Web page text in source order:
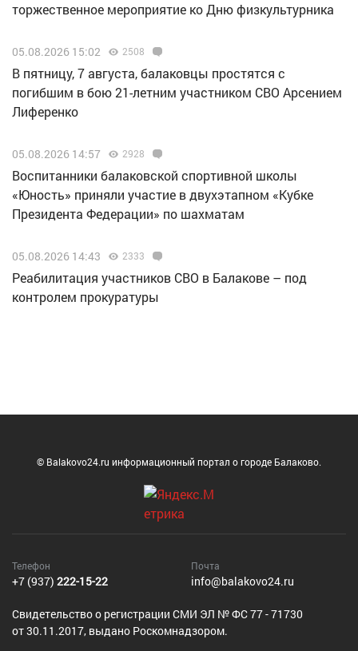
торжественное мероприятие ко Дню физкультурника
05.08.2026 15:02 2508
В пятницу, 7 августа, балаковцы простятся с
погибшим в бою 21-летним участником СВО Арсением
Лиференко
05.08.2026 14:57 2928
Воспитанники балаковской спортивной школы
«Юность» приняли участие в двухэтапном «Кубке
Президента Федерации» по шахматам
05.08.2026 14:43 2333
Реабилитация участников СВО в Балакове – под
контролем прокуратуры
© Balakovo24.ru информационный портал о городе Балаково.
Телефон
+7 (937) 222-15-22
Почта
info@balakovo24.ru
Cвидетельство о регистрации СМИ ЭЛ № ФС 77 - 71730
от 30.11.2017, выдано Роскомнадзором.